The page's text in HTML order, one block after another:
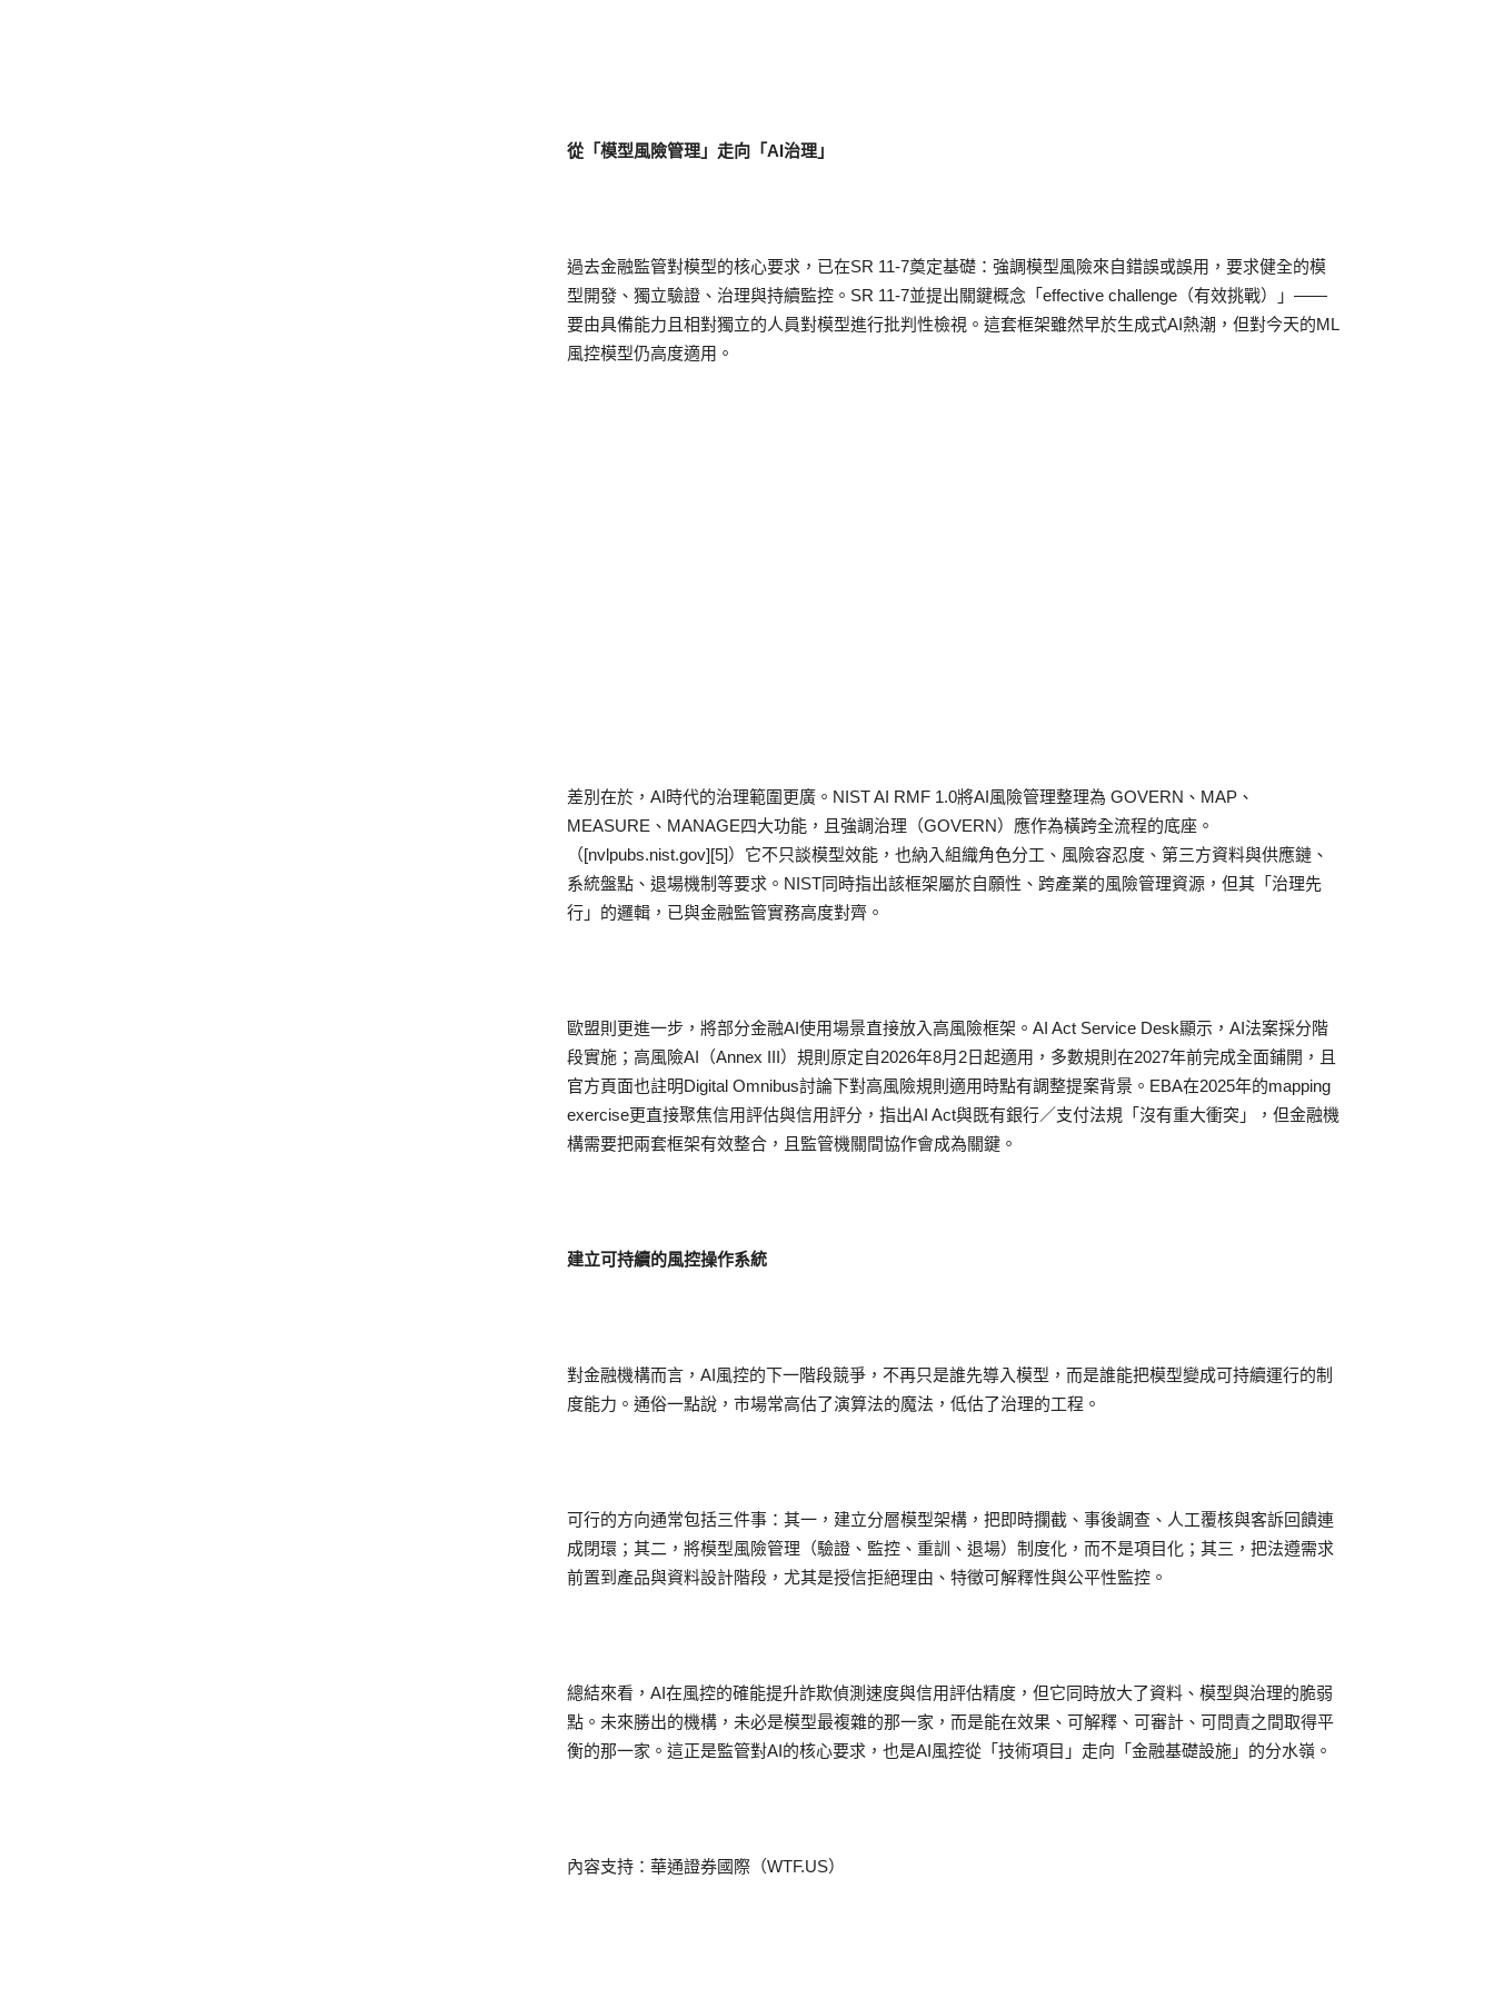
從「模型風險管理」走向「AI治理」
過去金融監管對模型的核心要求，已在SR 11-7奠定基礎：強調模型風險來自錯誤或誤用，要求健全的模
型開發、獨立驗證、治理與持續監控。SR 11-7並提出關鍵概念「effective challenge（有效挑戰）」——
要由具備能力且相對獨立的人員對模型進行批判性檢視。這套框架雖然早於生成式AI熱潮，但對今天的ML
風控模型仍高度適用。
差別在於，AI時代的治理範圍更廣。NIST AI RMF 1.0將AI風險管理整理為 GOVERN、MAP、
MEASURE、MANAGE四大功能，且強調治理（GOVERN）應作為橫跨全流程的底座。
（[nvlpubs.nist.gov][5]）它不只談模型效能，也納入組織角色分工、風險容忍度、第三方資料與供應鏈、
系統盤點、退場機制等要求。NIST同時指出該框架屬於自願性、跨產業的風險管理資源，但其「治理先
行」的邏輯，已與金融監管實務高度對齊。
歐盟則更進一步，將部分金融AI使用場景直接放入高風險框架。AI Act Service Desk顯示，AI法案採分階
段實施；高風險AI（Annex III）規則原定自2026年8月2日起適用，多數規則在2027年前完成全面鋪開，且
官方頁面也註明Digital Omnibus討論下對高風險規則適用時點有調整提案背景。EBA在2025年的mapping
exercise更直接聚焦信用評估與信用評分，指出AI Act與既有銀行／支付法規「沒有重大衝突」，但金融機
構需要把兩套框架有效整合，且監管機關間協作會成為關鍵。
建立可持續的風控操作系統
對金融機構而言，AI風控的下一階段競爭，不再只是誰先導入模型，而是誰能把模型變成可持續運行的制
度能力。通俗一點說，市場常高估了演算法的魔法，低估了治理的工程。
可行的方向通常包括三件事：其一，建立分層模型架構，把即時攔截、事後調查、人工覆核與客訴回饋連
成閉環；其二，將模型風險管理（驗證、監控、重訓、退場）制度化，而不是項目化；其三，把法遵需求
前置到產品與資料設計階段，尤其是授信拒絕理由、特徵可解釋性與公平性監控。
總結來看，AI在風控的確能提升詐欺偵測速度與信用評估精度，但它同時放大了資料、模型與治理的脆弱
點。未來勝出的機構，未必是模型最複雜的那一家，而是能在效果、可解釋、可審計、可問責之間取得平
衡的那一家。這正是監管對AI的核心要求，也是AI風控從「技術項目」走向「金融基礎設施」的分水嶺。
內容支持：華通證券國際（WTF.US）